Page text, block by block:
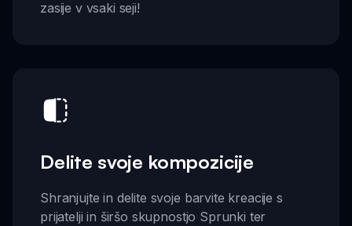
zasije v vsaki seji!
Delite svoje kompozicije
Shranjujte in delite svoje barvite kreacije s
prijatelji in širšo skupnostjo Sprunki ter